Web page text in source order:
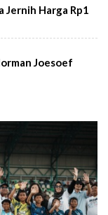
Jernih Harga Rp1
Joesoef